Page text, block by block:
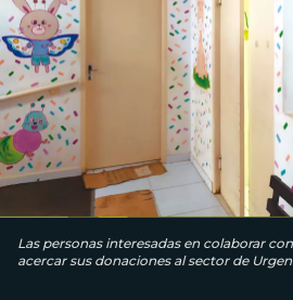
Las personas interesadas en colaborar
acercar sus donaciones al sector de